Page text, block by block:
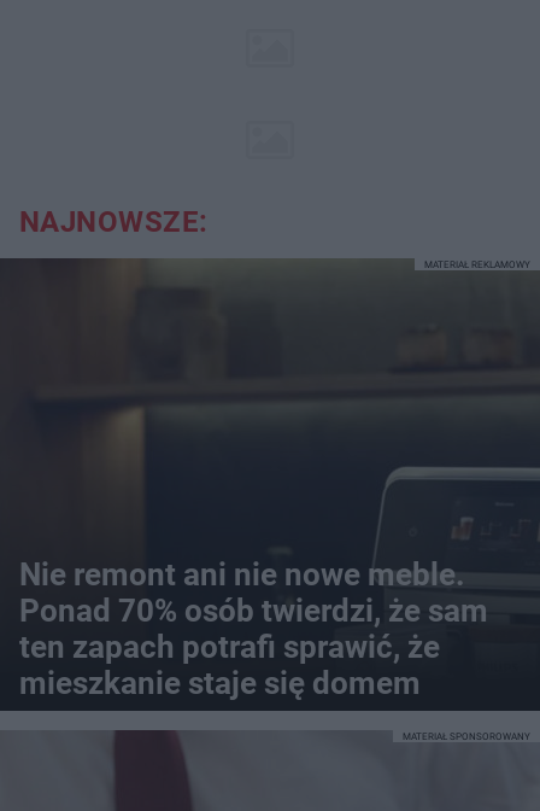
NAJNOWSZE:
Nie remont ani nie nowe meble.
Ponad 70% osób twierdzi, że sam
ten zapach potrafi sprawić, że
mieszkanie staje się domem
MATERIAŁ REKLAMOWY
MATERIAŁ SPONSOROWANY